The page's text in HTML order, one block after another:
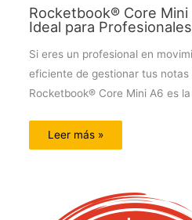
Rocketbook® Core Mini
Ideal para
Si eres un profesional en
eficiente de gestionar tus notas
Rocketbook® Core Mini A6 es
Leer más »